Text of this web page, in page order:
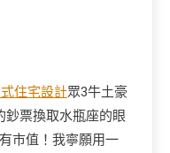
式住宅設計眾3牛土豪
鈔票換取水瓶座的眼
市值！我寧願用一